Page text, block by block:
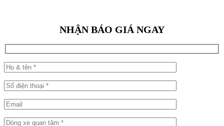
NHẬN BÁO GIÁ NGAY